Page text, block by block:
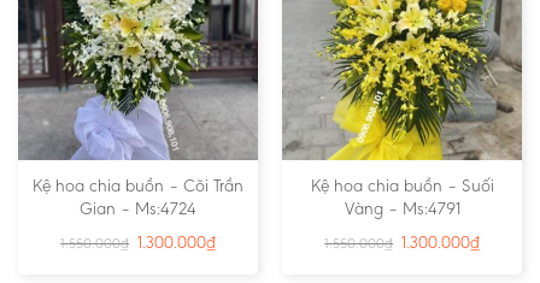
Kệ hoa chia buồn – Cõi Trần
Gian – Ms:4724
1.550.000₫ 1.300.000₫
Kệ hoa chia buồn – Suối
Vàng – Ms:4791
1.550.000₫ 1.300.000₫